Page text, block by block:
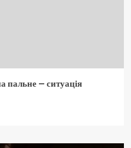
пальне – ситуація